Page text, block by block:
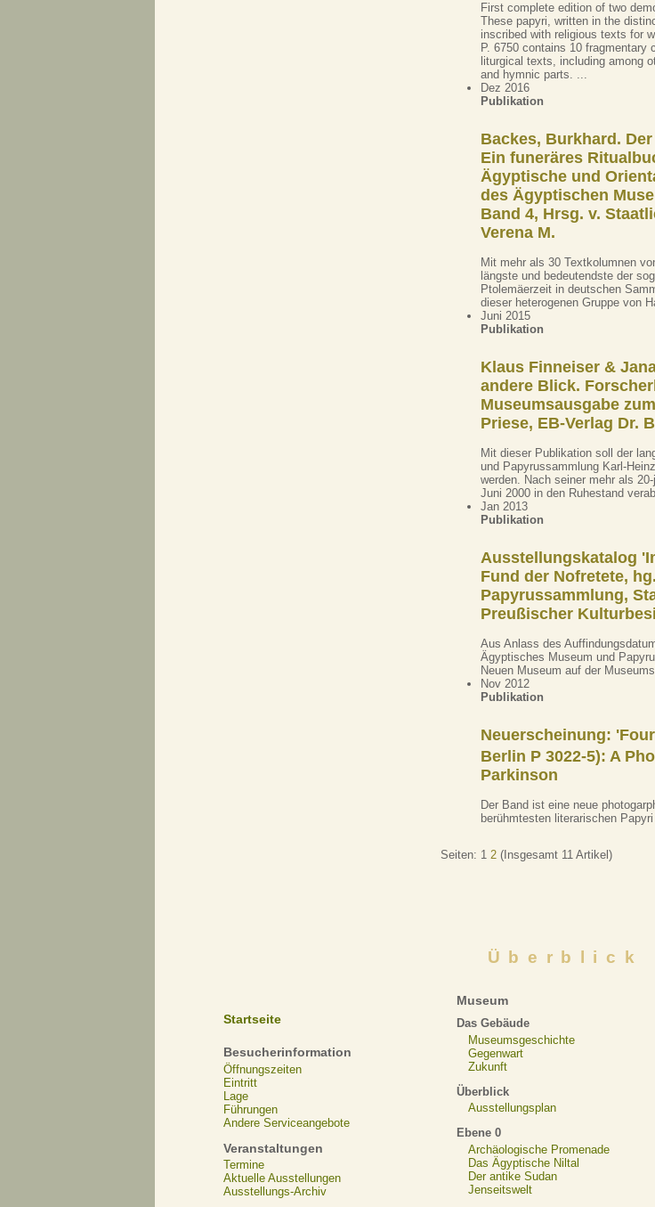
First complete edition of two
These papyri, written in the
inscribed with religious texts for
P. 6750 contains 10
liturgical texts, including among
and hymnic parts. ...
Dez 2016
Publikation
Backes, Burkhard.
Ein funeräres
Ägyptische und
des Ägyptischen
Band 4, Hrsg. v.
Verena M.
Mit mehr als 30 Textkolumnen
längste und bedeutendste der
Ptolemäerzeit in deutschen
dieser heterogenen Gruppe von
Juni 2015
Publikation
Klaus Finneiser &
andere Blick.
Museumsausgabe
Priese, EB-Verlag Dr.
Mit dieser Publikation soll der
und Papyrussammlung Karl-
werden. Nach seiner mehr als
Juni 2000 in den Ruhestand
Jan 2013
Publikation
Ausstellungskatalog
Fund der Nofretete,
Papyrussammlung,
Preußischer
Aus Anlass des
Ägyptisches Museum und
Neuen Museum auf der
Nov 2012
Publikation
Neuerscheinung:
Berlin P 3022-5): A
Parkinson
Der Band ist eine neue
berühmtesten literarischen
Seiten: 1 2 (Insgesamt 11 Artikel)
Überblick
Startseite
Besucherinformation
Öffnungszeiten
Eintritt
Lage
Führungen
Andere Serviceangebote
Veranstaltungen
Termine
Aktuelle Ausstellungen
Ausstellungs-Archiv
Museum
Das Gebäude
Museumsgeschichte
Gegenwart
Zukunft
Überblick
Ausstellungsplan
Ebene 0
Archäologische Promenade
Das Ägyptische Niltal
Der antike Sudan
Jenseitswelt